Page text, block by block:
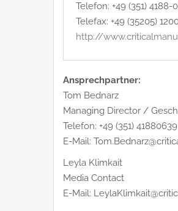
Telefon: +49 (351) 4188-
Telefax: +49 (35205)
http://
Ansprechpartner:
Tom Bednarz
Managing Director /
Telefon: +49 (351) 41880639
E-Mail:
Leyla Klimkait
Media Contact
E-Mail: